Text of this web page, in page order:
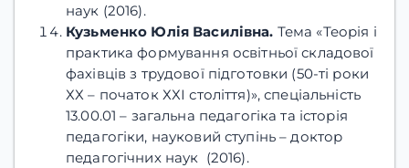
наук (2016).
Кузьменко Юлія Василівна. Тема «Теорія і
практика формування освітньої складової
фахівців з трудової підготовки (50-ті роки
ХХ – початок ХХІ століття)», спеціальність
13.00.01 – загальна педагогіка та історія
педагогіки, науковий ступінь – доктор
педагогічних наук (2016).